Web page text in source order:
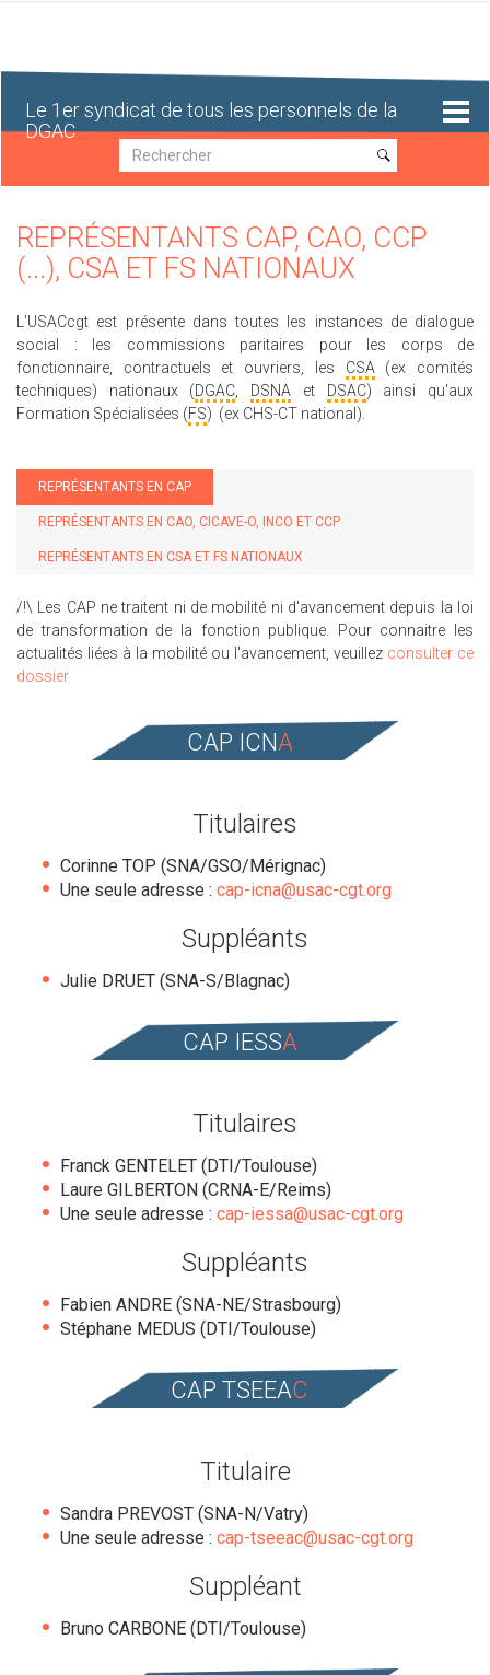
Le 1er syndicat de tous les personnels de la
DGAC
Recherche
Recherche
REPRÉSENTANTS CAP, CAO, CCP
(...), CSA ET FS NATIONAUX
L'USACcgt est présente dans toutes les instances de dialogue
social : les commissions paritaires pour les corps de
fonctionnaire, contractuels et ouvriers, les CSA (ex comités
techniques) nationaux (DGAC DSNA et DSAC) ainsi qu'aux
Formation Spécialisées (FS) (ex CHS-CT national).
REPRÉSENTANTS EN CAP
REPRÉSENTANTS EN CAO, CICAVE-O, INCO ET CCP
REPRÉSENTANTS EN CSA ET FS NATIONAUX
/!\ Les CAP ne traitent ni de mobilité ni d'avancement depuis la loi
de transformation de la fonction publique. Pour connaitre les
actualités liées à la mobilité ou l'avancement, veuillez consulter ce
dossier
CAP ICNA
Titulaires
Corinne TOP (SNA/GSO/Mérignac)
Une seule adresse : cap-icna@usac-cgt.org
Suppléants
Julie DRUET (SNA-S/Blagnac)
CAP IESSA
Titulaires
Franck GENTELET (DTI/Toulouse)
Laure GILBERTON (CRNA-E/Reims)
Une seule adresse : cap-iessa@usac-cgt.org
Suppléants
Fabien ANDRE (SNA-NE/Strasbourg)
Stéphane MEDUS (DTI/Toulouse)
CAP TSEEAC
Titulaire
Sandra PREVOST (SNA-N/Vatry)
Une seule adresse : cap-tseeac@usac-cgt.org
Suppléant
Bruno CARBONE (DTI/Toulouse)